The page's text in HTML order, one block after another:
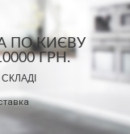
ПО КИЄВУ
ГРН.